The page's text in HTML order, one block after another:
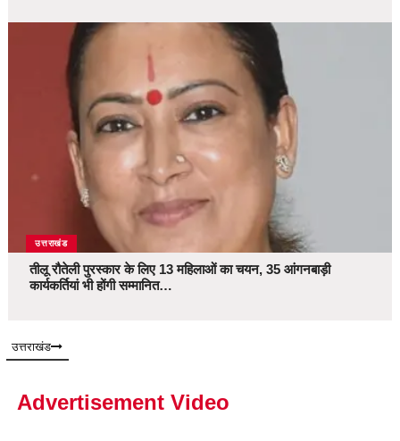
उत्तराखंड
तीलू रौतेली पुरस्कार के लिए 13 महिलाओं का चयन, 35 आंगनबाड़ी
कार्यकर्तियां भी होंगी सम्मानित…
उत्तराखंड
Advertisement Video